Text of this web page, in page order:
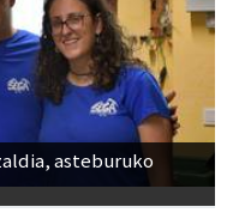
asteburuko